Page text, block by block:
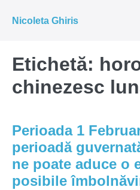
Nicoleta Ghiris
Etichetă:
chinezesc
Perioada 1
perioadă
ne poate aduce o
posibile